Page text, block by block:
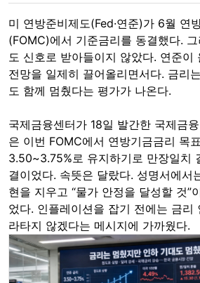
미 연방준비제도(Fed·연준)가 6월 연
(FOMC)에서 기준금리를 동결했다.
도 신호로 받아들이지 않았다. 연준이
전망을 일제히 끌어올리면서다. 금리
도 함께 멈췄다는 평가가 나온다.
국제금융센터가 18일 발간한 국제금
은 이번 FOMC에서 연방기금금리 목
3.50~3.75%로 유지하기로 만장일치
결이었다. 속뜻은 달랐다. 성명서에서
현을 지우고 “물가 안정을 달성할 것”
었다. 인플레이션을 잡기 전에는 금리
라타지 않겠다는 메시지에 가까웠다.